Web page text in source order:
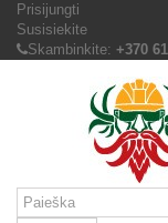
Prisijungti
Susisiekite
Skambinkite: +370